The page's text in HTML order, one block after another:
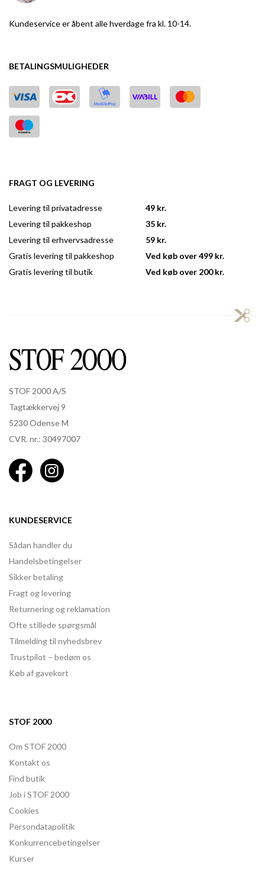
Kundeservice er åbent alle hverdage fra kl. 10-14.
BETALINGSMULIGHEDER
FRAGT OG LEVERING
Levering til privatadresse
Levering til pakkeshop
Levering til erhvervsadresse
Gratis levering til pakkeshop
Gratis levering til butik
49 kr.
35 kr.
59 kr.
Ved køb over 499 kr.
Ved køb over 200 kr.
STOF 2000 A/S
Tagtækkervej 9
5230 Odense M
CVR. nr.: 30497007
KUNDESERVICE
Sådan handler du
Handelsbetingelser
Sikker betaling
Fragt og levering
Returnering og reklamation
Ofte stillede spørgsmål
Tilmelding til nyhedsbrev
Trustpilot – bedøm os
Køb af gavekort
STOF 2000
Om STOF 2000
Kontakt os
Find butik
Job i STOF 2000
Cookies
Persondatapolitik
Konkurrencebetingelser
Kurser